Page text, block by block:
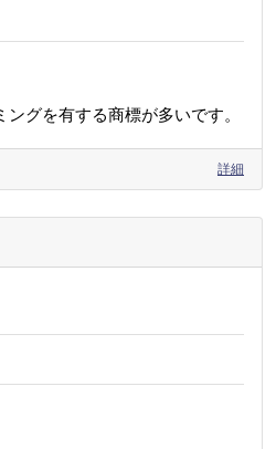
グを有する商標が多いです。
詳細